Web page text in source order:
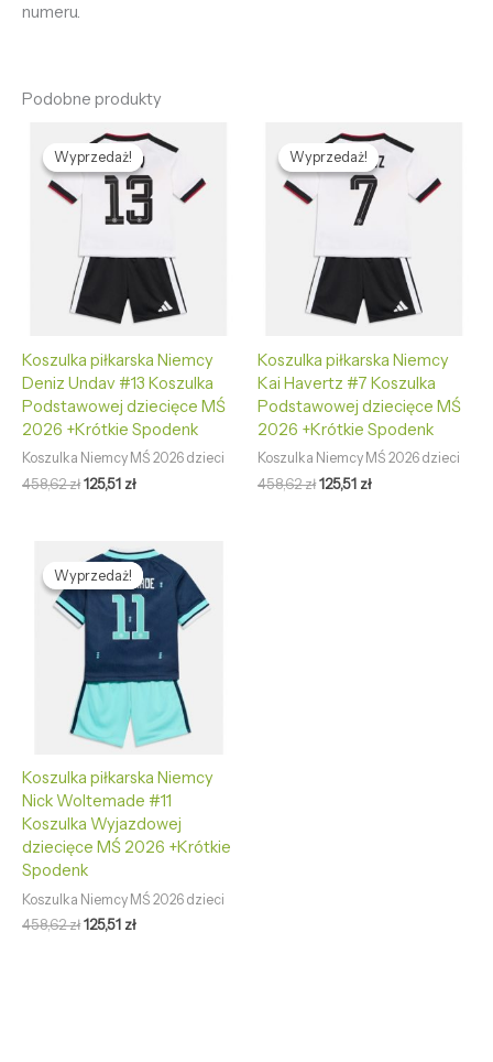
numeru.
Podobne produkty
Wyprzedaż!
Wyprzedaż!
Koszulka piłkarska Niemcy
Deniz Undav #13 Koszulka
Podstawowej dziecięce MŚ
2026 +Krótkie Spodenk
Koszulka Niemcy MŚ 2026 dzieci
458,62zł
Pierwotna
cena
wynosiła:
458,62 zł.
125,51 zł
Aktualna
cena
wynosi:
125,51 zł.
Wyprzedaż!
Wyprzedaż!
Koszulka piłkarska Niemcy
Kai Havertz #7 Koszulka
Podstawowej dziecięce MŚ
2026 +Krótkie Spodenk
Koszulka Niemcy MŚ 2026 dzieci
458,62zł
Pierwotna
cena
wynosiła:
458,62 zł.
125,51 zł
Aktualna
cena
wynosi:
125,51 zł.
Wyprzedaż!
Wyprzedaż!
Koszulka piłkarska Niemcy
Nick Woltemade #11
Koszulka Wyjazdowej
dziecięce MŚ 2026 +Krótkie
Spodenk
Koszulka Niemcy MŚ 2026 dzieci
458,62zł
Pierwotna
cena
wynosiła:
458,62 zł.
125,51 zł
Aktualna
cena
wynosi:
125,51 zł.